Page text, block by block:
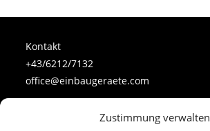
Zustimmung verwalten
Kontakt
+43/6212/7132
office@einbaugeraete.com